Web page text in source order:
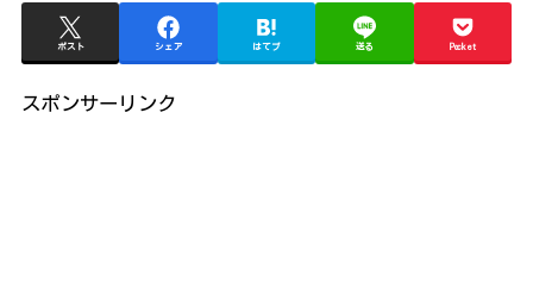
ポスト シェア はてブ 送る Pocket
スポンサーリンク